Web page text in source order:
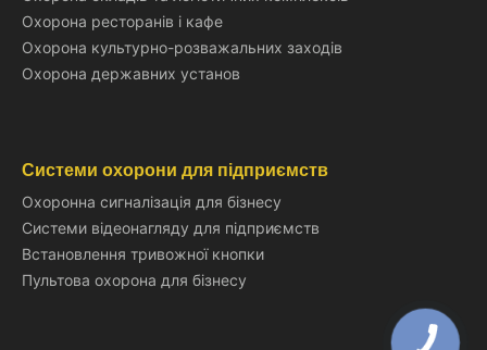
Охорона ресторанів і кафе
Охорона культурно-розважальних заходів
Охорона державних установ
Системи охорони для підприємств
Охоронна сигналізація для бізнесу
Системи відеонагляду для підприємств
Встановлення тривожної кнопки
Пультова охорона для бізнесу